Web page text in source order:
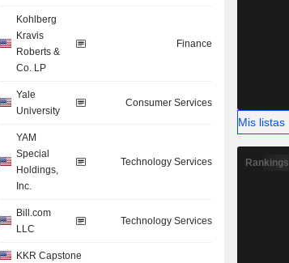
Kohlberg
Kravis
Roberts &
Co. LP
Finance
Yale
University
Consumer Services
YAM
Special
Holdings,
Inc.
Technology Services
Bill.com
LLC
Technology Services
KKR Capstone
Mis listas
Rankings